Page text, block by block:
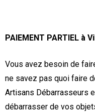
PAIEMENT PARTIEL à
Vous avez besoin de
ne savez pas quoi faire
Artisans Débarrasseurs
débarrasser de vos